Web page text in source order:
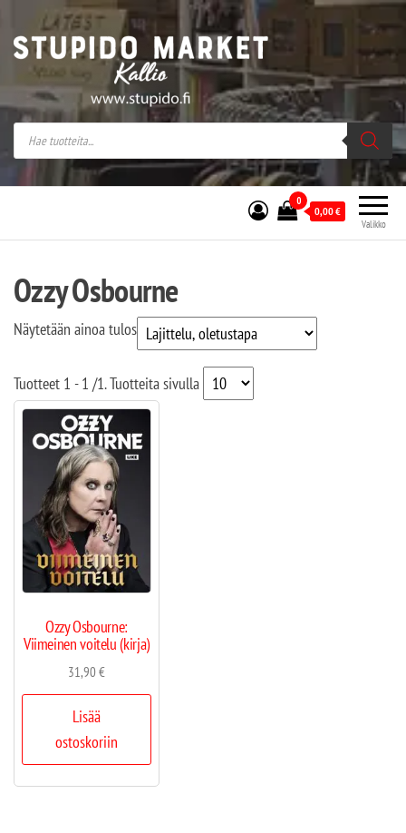
Stupido Market – verkossa ja kivijalassa
Stupido Market on vaihtoehtomusaan
erikoistunut verkko- sekä
kivijalkakauppa Helsingissä Kallion
sydämessä.
Valikko
0
0,00€
Ozzy Osbourne
Näytetään ainoa tulos
Tuotteet 1 - 1 /1. Tuotteita sivulla
Ozzy Osbourne:
Viimeinen voitelu (kirja)
31,90€
Lisää
ostoskoriin